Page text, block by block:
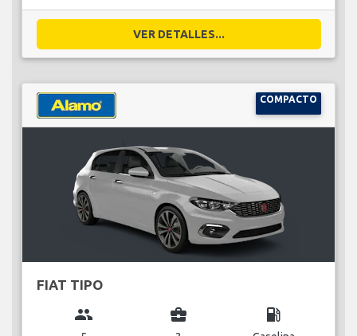
VER DETALLES...
COMPACTO
FIAT TIPO
group business_center local_gas_station